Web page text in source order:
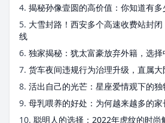
4. 揭秘孙像壹圆的高价值：你知道有多
5. 大雪封路！西安多个高速收费站封
线
6. 独家揭秘：犹太富豪放弃外籍，选择
7. 货车夜间违规行为治理升级，直属
8. 活出自己的光芒：星座爱情观下的独
9. 母乳喂养的好处：为何越来越多的
10. 聪明人的选择：2022年虎纹的时尚